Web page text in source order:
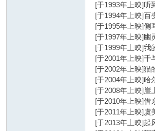
[于1993年上映]听
[于1994年上映]百
[于1995年上映]侧
[于1997年上映]幽
[于1999年上映]我
[于2001年上映]千
[于2002年上映]猫
[于2004年上映]哈
[于2008年上映]崖
[于2010年上映]借
[于2011年上映]虞
[于2013年上映]起